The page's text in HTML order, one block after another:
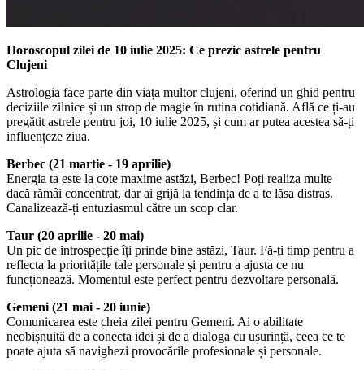
Horoscopul zilei de 10 iulie 2025: Ce prezic astrele pentru
Clujeni
Astrologia face parte din viața multor clujeni, oferind un ghid pentru
deciziile zilnice și un strop de magie în rutina cotidiană. Află ce ți-au
pregătit astrele pentru joi, 10 iulie 2025, și cum ar putea acestea să-ți
influențeze ziua.
Berbec (21 martie - 19 aprilie)
Energia ta este la cote maxime astăzi, Berbec! Poți realiza multe
dacă rămâi concentrat, dar ai grijă la tendința de a te lăsa distras.
Canalizează-ți entuziasmul către un scop clar.
Taur (20 aprilie - 20 mai)
Un pic de introspecție îți prinde bine astăzi, Taur. Fă-ți timp pentru a
reflecta la prioritățile tale personale și pentru a ajusta ce nu
funcționează. Momentul este perfect pentru dezvoltare personală.
Gemeni (21 mai - 20 iunie)
Comunicarea este cheia zilei pentru Gemeni. Ai o abilitate
neobișnuită de a conecta idei și de a dialoga cu ușurință, ceea ce te
poate ajuta să navighezi provocările profesionale și personale.